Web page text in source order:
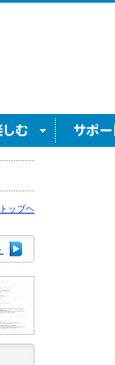
ップヘ